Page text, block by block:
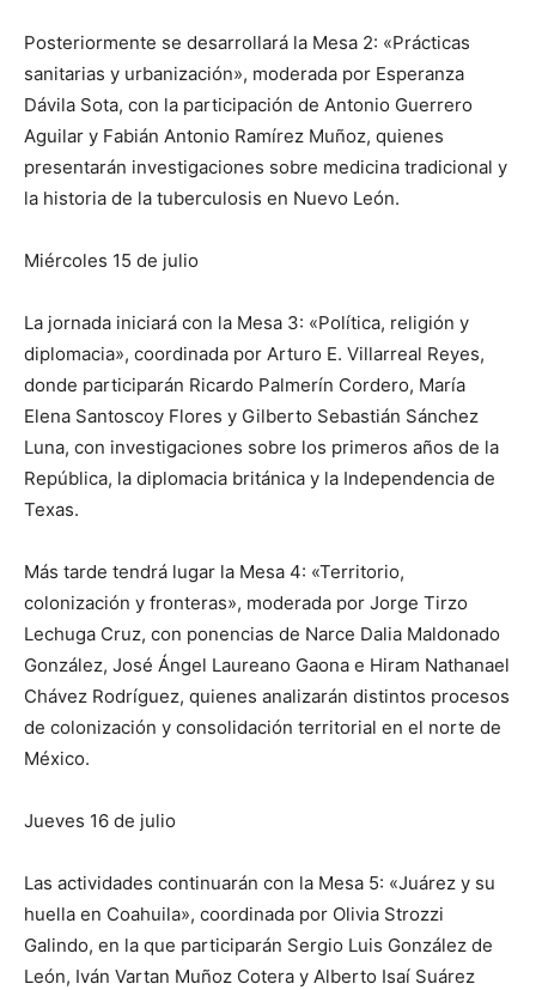
Posteriormente se desarrollará la Mesa 2: «Prácticas
sanitarias y urbanización», moderada por Esperanza
Dávila Sota, con la participación de Antonio Guerrero
Aguilar y Fabián Antonio Ramírez Muñoz, quienes
presentarán investigaciones sobre medicina tradicional y
la historia de la tuberculosis en Nuevo León.
Miércoles 15 de julio
La jornada iniciará con la Mesa 3: «Política, religión y
diplomacia», coordinada por Arturo E. Villarreal Reyes,
donde participarán Ricardo Palmerín Cordero, María
Elena Santoscoy Flores y Gilberto Sebastián Sánchez
Luna, con investigaciones sobre los primeros años de la
República, la diplomacia británica y la Independencia de
Texas.
Más tarde tendrá lugar la Mesa 4: «Territorio,
colonización y fronteras», moderada por Jorge Tirzo
Lechuga Cruz, con ponencias de Narce Dalia Maldonado
González, José Ángel Laureano Gaona e Hiram Nathanael
Chávez Rodríguez, quienes analizarán distintos procesos
de colonización y consolidación territorial en el norte de
México.
Jueves 16 de julio
Las actividades continuarán con la Mesa 5: «Juárez y su
huella en Coahuila», coordinada por Olivia Strozzi
Galindo, en la que participarán Sergio Luis González de
León, Iván Vartan Muñoz Cotera y Alberto Isaí Suárez